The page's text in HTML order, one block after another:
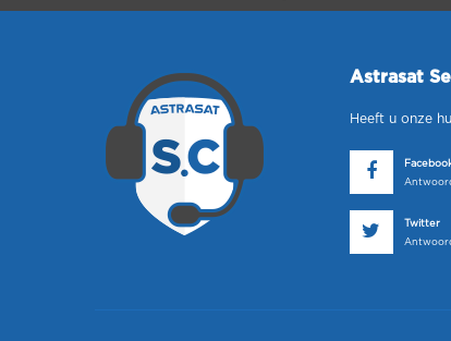
Astrasat
Heeft u onze
Twitter